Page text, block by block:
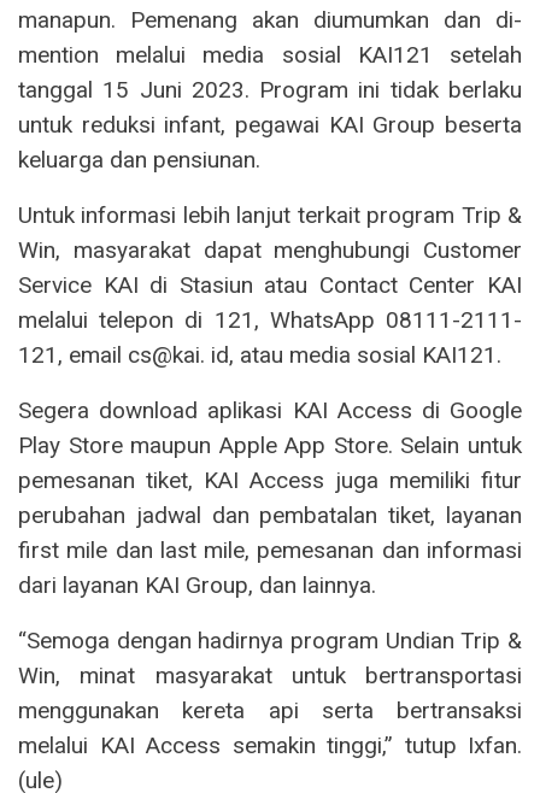
manapun. Pemenang akan diumumkan dan di-
mention melalui media sosial KAI121 setelah
tanggal 15 Juni 2023. Program ini tidak berlaku
untuk reduksi infant, pegawai KAI Group beserta
keluarga dan pensiunan.
Untuk informasi lebih lanjut terkait program Trip &
Win, masyarakat dapat menghubungi Customer
Service KAI di Stasiun atau Contact Center KAI
melalui telepon di 121, WhatsApp 08111-2111-
121, email cs@kai. id, atau media sosial KAI121.
Segera download aplikasi KAI Access di Google
Play Store maupun Apple App Store. Selain untuk
pemesanan tiket, KAI Access juga memiliki fitur
perubahan jadwal dan pembatalan tiket, layanan
first mile dan last mile, pemesanan dan informasi
dari layanan KAI Group, dan lainnya.
“Semoga dengan hadirnya program Undian Trip &
Win, minat masyarakat untuk bertransportasi
menggunakan kereta api serta bertransaksi
melalui KAI Access semakin tinggi,” tutup Ixfan.
(ule)